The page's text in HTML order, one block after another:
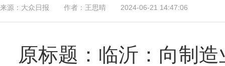
来源： 大众日报 作者： 王思晴 2024-06-21 14:47:06
原标题：临沂：向制造